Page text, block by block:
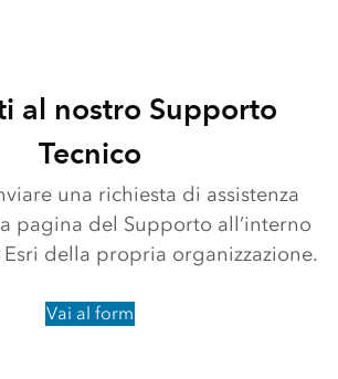
al nostro Supporto
Tecnico
una richiesta di assistenza
pagina del Supporto all’interno
della propria organizzazione.
Vai al form